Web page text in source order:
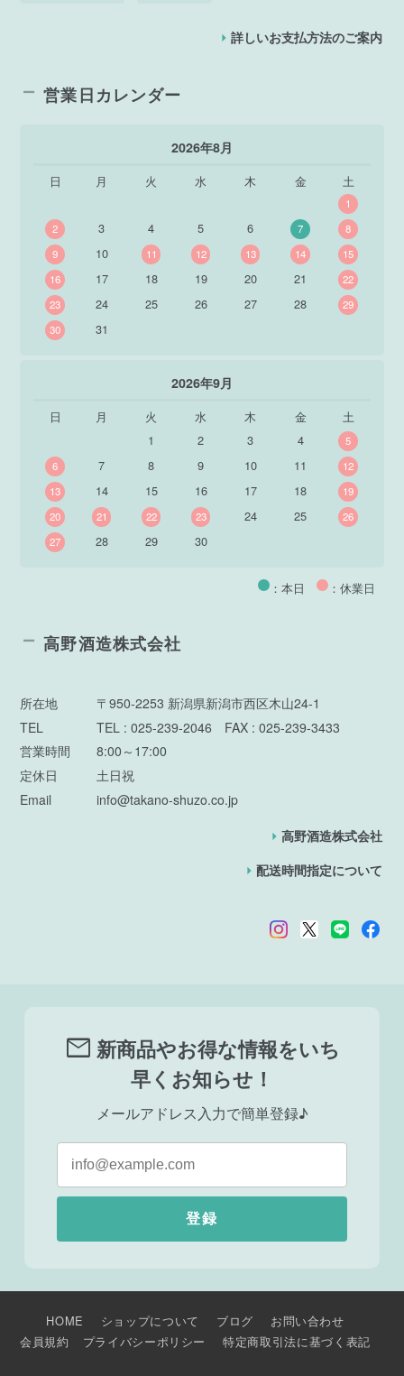
詳しいお支払方法のご案内
営業日カレンダー
2026年8月
日 月 火 水 木 金 土
1
2
3 4 5 6 7
8
9
10 11 12 13 14
15
16
17 18 19 20 21
22
23
24 25 26 27 28
29
30
31
2026年9月
日 月 火 水 木 金
土
1
2 3 4
5
6
7 8 9 10 11
12
13
14 15 16 17 18
19
20
21 22 23 24 25
26
27
28 29 30
：本日 ：休業日
高野酒造株式会社
所在地
〒950-2253 新潟県新潟市西区木山24-1
TEL
TEL : 025-239-2046 FAX : 025-239-3433
営業時間
8:00～17:00
定休日
土日祝
Email
info@takano-shuzo.co.jp
高野酒造株式会社
配送時間指定について
mail 新商品やお得な情報をいち
早くお知らせ！
メールアドレス入力で簡単登録♪
登録
HOME ショップについて ブログ
お問い合わせ
会員規約
プライバシーポリシー 特定商取引法に基づく表記